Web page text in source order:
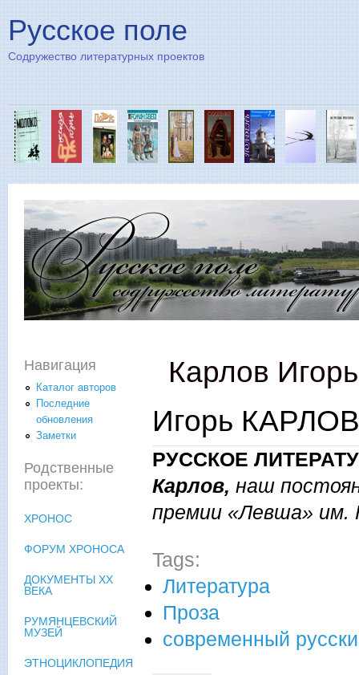
Русское поле
Содружество литературных проектов
Карлов Игорь
Игорь
РУССКОЕ
Карлов, наш
премии «Левша» им.
Tags:
Литература
Проза
современный
Навигация
Каталог авторов
Последние
обновления
Заметки
Родственные
проекты:
ХРОНОС
ФОРУМ ХРОНОСА
ДОКУМЕНТЫ XX
ВЕКА
РУМЯНЦЕВСКИЙ
МУЗЕЙ
ЭТНОЦИКЛОПЕДИЯ